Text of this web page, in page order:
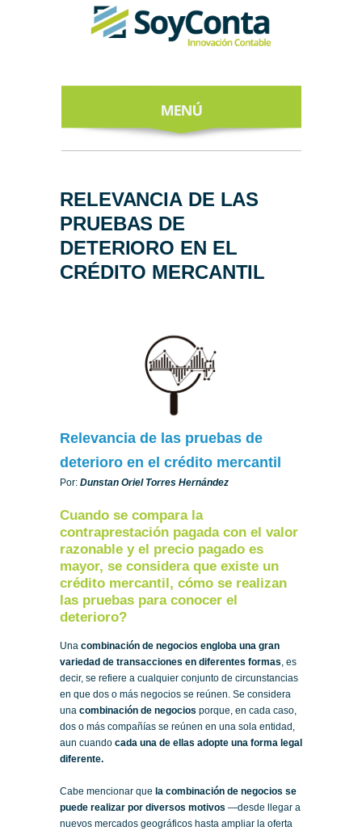
ACERCA DE
NUESTROS
EXPERTOS
TODO SOBRE
AL NEWSLETTER
RELEVANCIA DE LAS
PRUEBAS DE
DETERIORO EN EL
CRÉDITO MERCANTIL
Relevancia de las pruebas de
deterioro en el crédito mercantil
Por: Dunstan Oriel Torres Hernández
Cuando se compara la
contraprestación pagada con el valor
razonable y el precio pagado es
mayor, se considera que existe un
crédito mercantil, cómo se realizan
las pruebas para conocer el
deterioro?
Una combinación de negocios engloba una gran
variedad de transacciones en diferentes formas, es
decir, se refiere a cualquier conjunto de circunstancias
en que dos o más negocios se reúnen. Se considera
una combinación de negocios porque, en cada caso,
dos o más compañías se reúnen en una sola entidad,
aun cuando cada una de ellas adopte una forma legal
diferente.
Cabe mencionar que la combinación de negocios se
puede realizar por diversos motivos —desde llegar a
nuevos mercados geográficos hasta ampliar la oferta